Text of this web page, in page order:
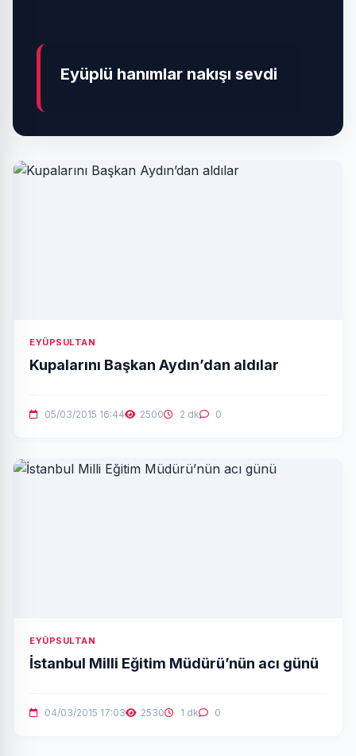
Eyüplü hanımlar nakışı sevdi
EYÜPSULTAN
Kupalarını Başkan Aydın’dan aldılar
05/03/2015 16:44 2500 2 dk 0
EYÜPSULTAN
İstanbul Milli Eğitim Müdürü’nün acı günü
04/03/2015 17:03 2530 1 dk 0